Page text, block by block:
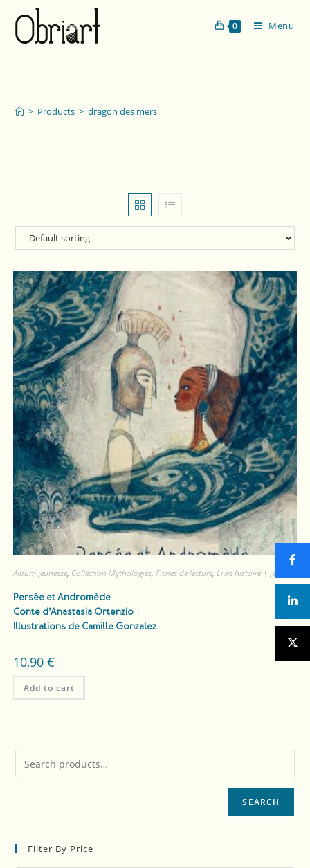
0 Menu
> Products > dragon des mers
Album jeunesse, Collection Mythologies, Fiches de lecture, Livre histoire + jeu
Persée et Andromède
Conte d’Anastasia Ortenzio
Illustrations de Camille Gonzalez
10,90 €
Add to cart
SEARCH
Filter By Price